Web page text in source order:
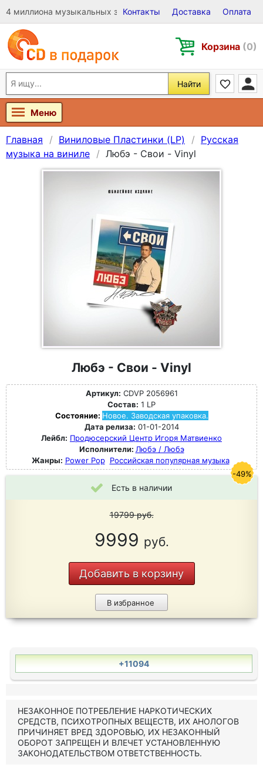
4 миллиона музыкальных записей на Виниле, CD и DVD
Контакты Доставка Оплата
Корзина (0)
Найти
Меню
Главная Виниловые Пластинки (LP)
Русская
музыка на виниле
Любэ - Свои - Vinyl
Любэ - Свои - Vinyl
Артикул: CDVP 2056961
Состав: 1 LP
Состояние: Новое. Заводская упаковка.
Дата релиза: 01-01-2014
Лейбл: Продюсерский Центр Игоря Матвиенко
Исполнители: Любэ / Любэ
Жанры: Power Pop Российская популярная музыка
Есть в наличии
19799руб.
9999 руб.
Добавить в корзину
В избранное
-49%
+11094
НЕЗАКОННОЕ ПОТРЕБЛЕНИЕ НАРКОТИЧЕСКИХ
СРЕДСТВ, ПСИХОТРОПНЫХ ВЕЩЕСТВ, ИХ АНОЛОГОВ
ПРИЧИНЯЕТ ВРЕД ЗДОРОВЬЮ, ИХ НЕЗАКОННЫЙ
ОБОРОТ ЗАПРЕЩЕН И ВЛЕЧЕТ УСТАНОВЛЕННУЮ
ЗАКОНОДАТЕЛЬСТВОМ ОТВЕТСТВЕННОСТЬ.